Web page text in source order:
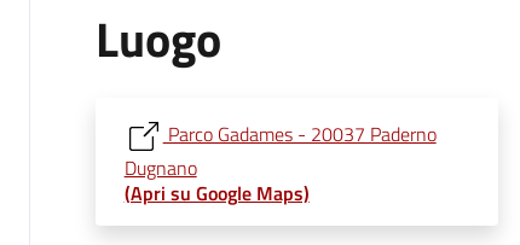
Luogo
Parco Gadames - 20037 Paderno
Dugnano
(Apri su Google Maps)